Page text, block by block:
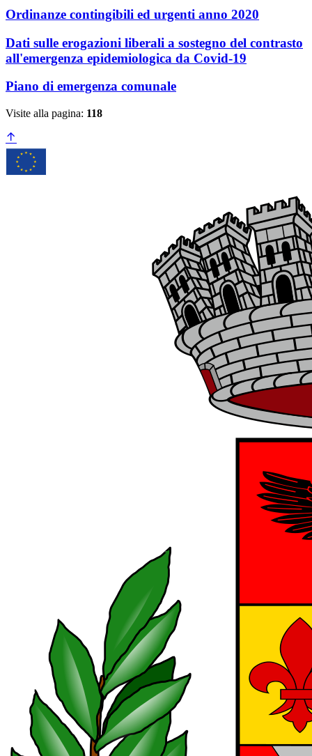
Ordinanze contingibili ed urgenti anno 2020
Dati sulle erogazioni liberali a sostegno del contrasto
all'emergenza epidemiologica da Covid-19
Piano di emergenza comunale
Visite alla pagina: 118